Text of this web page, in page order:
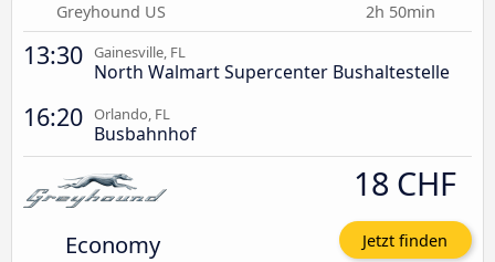
Greyhound US 2h 50min
13:30 Gainesville, FL
North Walmart Supercenter Bushaltestelle
16:20 Orlando, FL
Busbahnhof
Economy
18 CHF
Jetzt finden